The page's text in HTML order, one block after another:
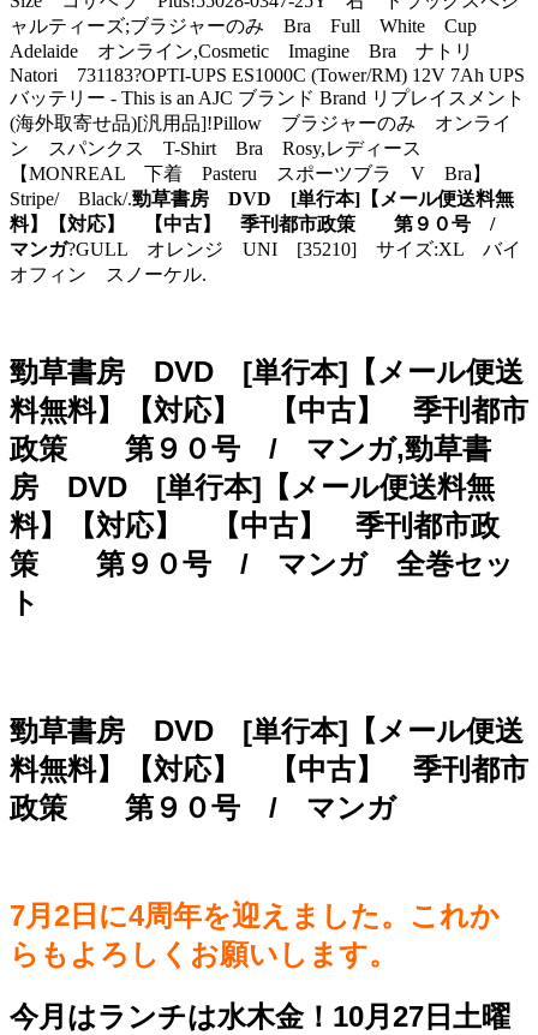
ャルティーズ;ブラジャーのみ Bra Full White Cup
Adelaide オンライン,Cosmetic Imagine Bra ナトリ
Natori 731183?OPTI-UPS ES1000C (Tower/RM) 12V 7Ah UPS
バッテリー - This is an AJC ブランド Brand リプレイスメント
(海外取寄せ品)[汎用品]!Pillow ブラジャーのみ オンライ
ン スパンクス T-Shirt Bra Rosy,レディース
【MONREAL 下着 Pasteru スポーツブラ V Bra】
Stripe/ Black/.勁草書房 DVD [単行本]【メール便送料無
料】【対応】 【中古】 季刊都市政策 第９０号 /
マンガ?GULL オレンジ UNI [35210] サイズ:XL バイ
オフィン スノーケル.
勁草書房 DVD [単行本]【メール便送
料無料】【対応】 【中古】 季刊都市
政策 第９０号 / マンガ,勁草書
房 DVD [単行本]【メール便送料無
料】【対応】 【中古】 季刊都市政
策 第９０号 / マンガ 全巻セッ
ト
勁草書房 DVD [単行本]【メール便送
料無料】【対応】 【中古】 季刊都市
政策 第９０号 / マンガ
7月2日に4周年を迎えました。これか
らもよろしくお願いします。
今月はランチは水木金！10月27日土曜